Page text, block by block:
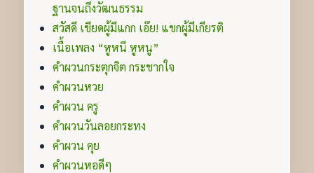
ฐานจนถึงวัฒนธรรม
สวัสดี เขียดผู้มีแกก เอ๊ย! แขกผู้มีเกียรติ
เนื้อเพลง “หูหนี หูหนู”
คำผวนกระตุกจิต กระชากใจ
คำผวนหวย
คำผวน ครู
คำผวนวันลอยกระทง
คำผวน คุย
คำผวนหอดีๆ